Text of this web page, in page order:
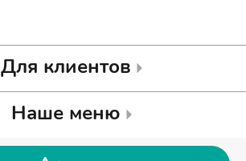
Для клиентов
Наше меню